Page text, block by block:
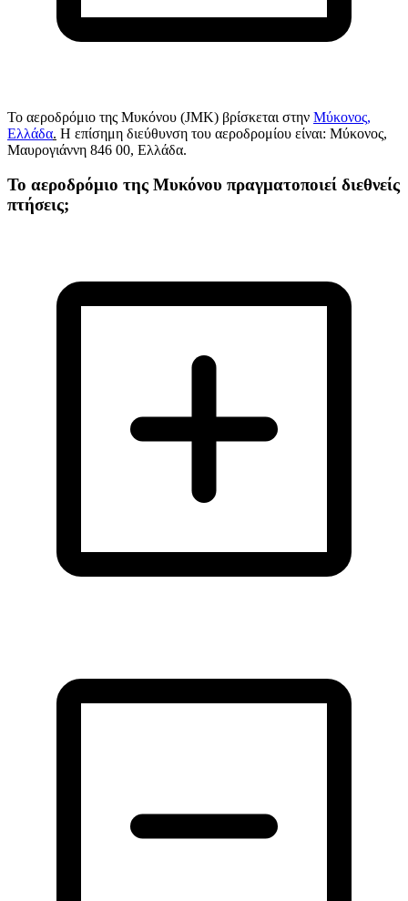
Το αεροδρόμιο της Μυκόνου (JMK) βρίσκεται στην Μύκονος,
Ελλάδα. Η επίσημη διεύθυνση του αεροδρομίου είναι: Μύκονος,
Μαυρογιάννη 846 00, Ελλάδα.
Το αεροδρόμιο της Μυκόνου πραγματοποιεί διεθνείς
πτήσεις;